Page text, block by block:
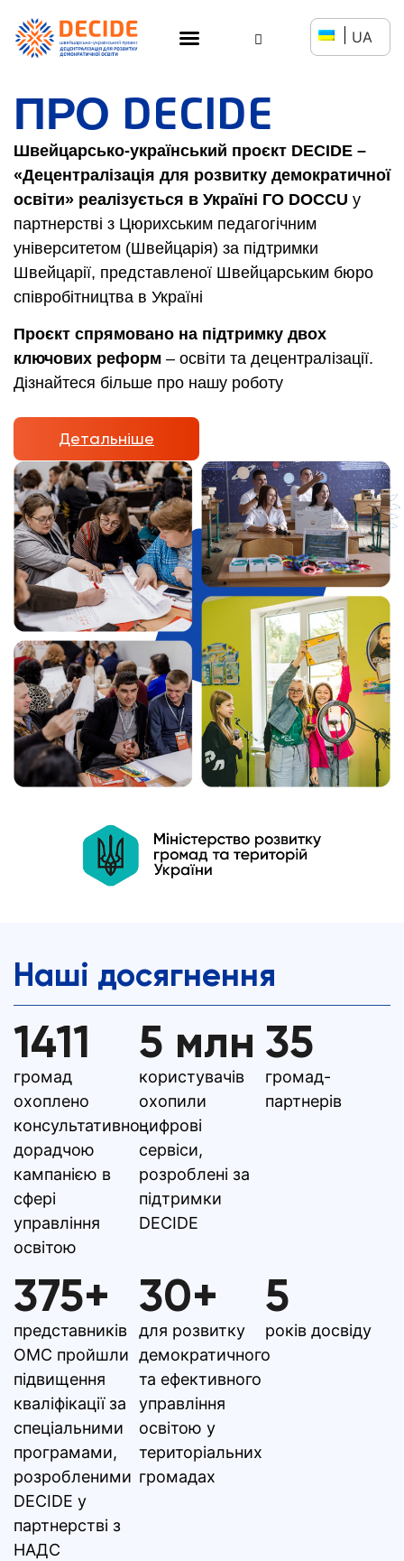
UA
ПРО DECIDE
Швейцарсько-український проєкт DECIDE –
«Децентралізація для розвитку демократичної
освіти» реалізується в Україні ГО DOCCU у
партнерстві з Цюрихським педагогічним
університетом (Швейцарія) за підтримки
Швейцарії, представленої Швейцарським бюро
співробітництва в Україні
Проєкт спрямовано на підтримку двох
ключових реформ – освіти та децентралізації.
Дізнайтеся більше про нашу роботу
Детальніше
Наші досягнення
1411
громад
охоплено
консультативно-
дорадчою
кампанією в
сфері
управління
освітою
5 млн
користувачів
охопили
цифрові
сервіси,
розроблені за
підтримки
DECIDE
35
громад-
партнерів
375+
представників
ОМС пройшли
підвищення
кваліфікації за
спеціальними
програмами,
розробленими
DECIDE у
партнерстві з
НАДС
30+
для розвитку
демократичного
та ефективного
управління
освітою у
територіальних
громадах
5
років досвіду